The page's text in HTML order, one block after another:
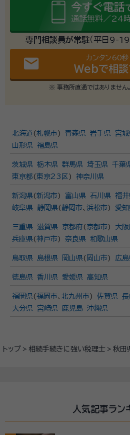
トップ 相続手続きに強い税理士 秋田
今すぐ電話
通話無料／24
専門相談員が常駐（平日9-
email カンタン60秒
Webで相談
※ 事務所直通ではありません
北海道 (札幌市) 青森県 岩手県 宮
山形県 福島県
茨城県 栃木県 群馬県 埼玉県 千葉
東京都 ( 東京23区 ) 神奈川県
新潟県(新潟市) 富山県 石川県 福
岐阜県
静岡県( 静岡市、 浜松市) 愛
三重県 滋賀県 京都府( 京都市) 大
兵庫県(神戸市) 奈良県 和歌山県
鳥取県 島根県 岡山県( 岡山市) 広
徳島県 香川県 愛媛県 高知県
福岡県(福岡市、 北九州市) 佐賀県
大分県
宮崎県 鹿児島 沖縄県
人気記事ラン